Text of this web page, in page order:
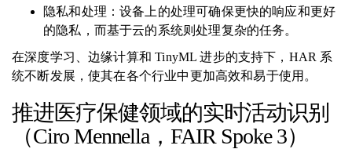
隐私和处理：设备上的处理可确保更快的响应和更好
的隐私，而基于云的系统则处理复杂的任务。
在深度学习、边缘计算和 TinyML 进步的支持下，HAR 系
统不断发展，使其在各个行业中更加高效和易于使用。
推进医疗保健领域的实时活动识别
（Ciro Mennella，FAIR Spoke 3）